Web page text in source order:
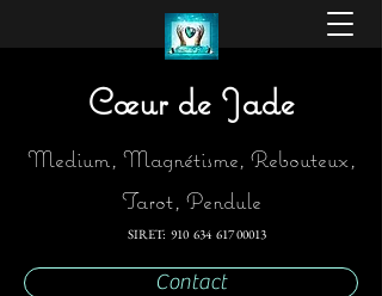
Cœur de Jade
Medium, Magnétisme, Rebouteux,
Tarot, Pendule
SIRET: 910 634 617 00013
Contact